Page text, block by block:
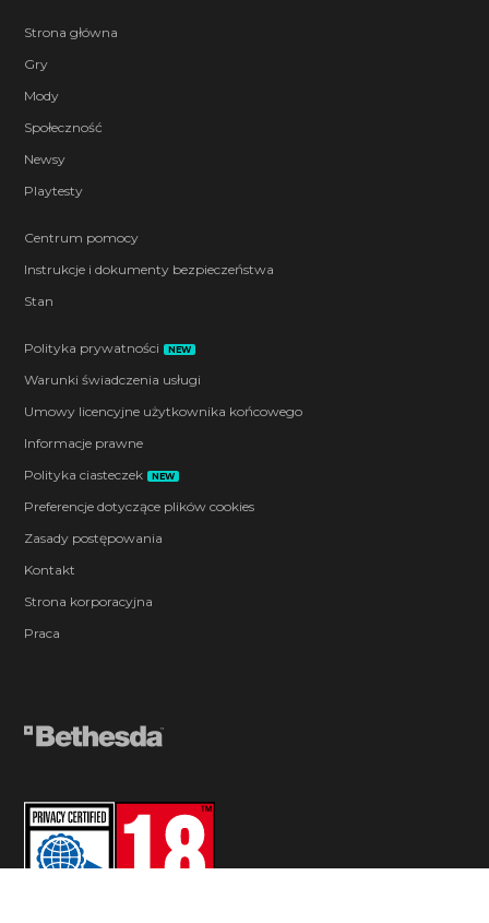
Strona główna
Gry
Mody
Społeczność
Newsy
Playtesty
Centrum pomocy
Instrukcje i dokumenty bezpieczeństwa
Stan
Polityka prywatności NEW
Warunki świadczenia usługi
Umowy licencyjne użytkownika końcowego
Informacje prawne
Polityka ciasteczek
NEW
Preferencje dotyczące plików cookies
Zasady postępowania
Kontakt
Strona korporacyjna
Praca